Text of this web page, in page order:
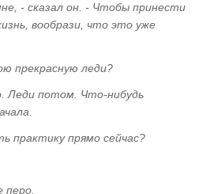
Оборотни -
причин...". Не записанные
от нормы
донорства.
детей?. Коррекция
- сказал он. - Чтобы принести
вообрази, что это уже
прекрасную леди?
Леди потом. Что-нибудь
практику прямо сейчас?
перо.